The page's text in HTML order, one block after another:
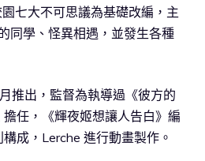
七大不可思議為基礎改編，主
同學、怪異相遇，並發生各種
推出，監督為執導過《彼方的
任，《輝夜姬想讓人告白》編
成，Lerche 進行動畫製作。